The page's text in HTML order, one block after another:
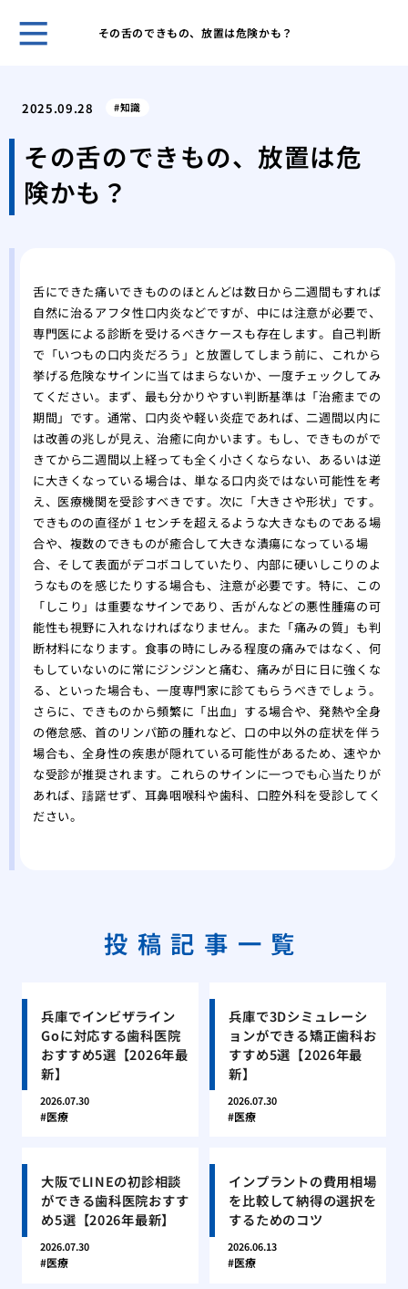
その舌のできもの、放置は危険かも？
受
2025.09.28 知識
その舌のできもの、放置は危
険かも？
舌にできた痛いできもののほとんどは数日から二週間もすれば
自然に治るアフタ性口内炎などですが、中には注意が必要で、
専門医による診断を受けるべきケースも存在します。自己判断
で「いつもの口内炎だろう」と放置してしまう前に、これから
挙げる危険なサインに当てはまらないか、一度チェックしてみ
てください。まず、最も分かりやすい判断基準は「治癒までの
期間」です。通常、口内炎や軽い炎症であれば、二週間以内に
は改善の兆しが見え、治癒に向かいます。もし、できものがで
きてから二週間以上経っても全く小さくならない、あるいは逆
に大きくなっている場合は、単なる口内炎ではない可能性を考
え、医療機関を受診すべきです。次に「大きさや形状」です。
できものの直径が１センチを超えるような大きなものである場
合や、複数のできものが癒合して大きな潰瘍になっている場
合、そして表面がデコボコしていたり、内部に硬いしこりのよ
うなものを感じたりする場合も、注意が必要です。特に、この
「しこり」は重要なサインであり、舌がんなどの悪性腫瘍の可
能性も視野に入れなければなりません。また「痛みの質」も判
断材料になります。食事の時にしみる程度の痛みではなく、何
もしていないのに常にジンジンと痛む、痛みが日に日に強くな
る、といった場合も、一度専門家に診てもらうべきでしょう。
さらに、できものから頻繁に「出血」する場合や、発熱や全身
の倦怠感、首のリンパ節の腫れなど、口の中以外の症状を伴う
場合も、全身性の疾患が隠れている可能性があるため、速やか
な受診が推奨されます。これらのサインに一つでも心当たりが
あれば、躊躇せず、耳鼻咽喉科や歯科、口腔外科を受診してく
ださい。
投稿記事一覧
兵庫でインビザライン
Goに対応する歯科医院
おすすめ5選【2026年最
新】
2026.07.30
医療
兵庫で3Dシミュレーシ
ョンができる矯正歯科お
すすめ5選【2026年最
新】
2026.07.30
医療
大阪でLINEの初診相談
ができる歯科医院おすす
め5選【2026年最新】
2026.07.30
医療
インプラントの費用相場
を比較して納得の選択を
するためのコツ
2026.06.13
医療